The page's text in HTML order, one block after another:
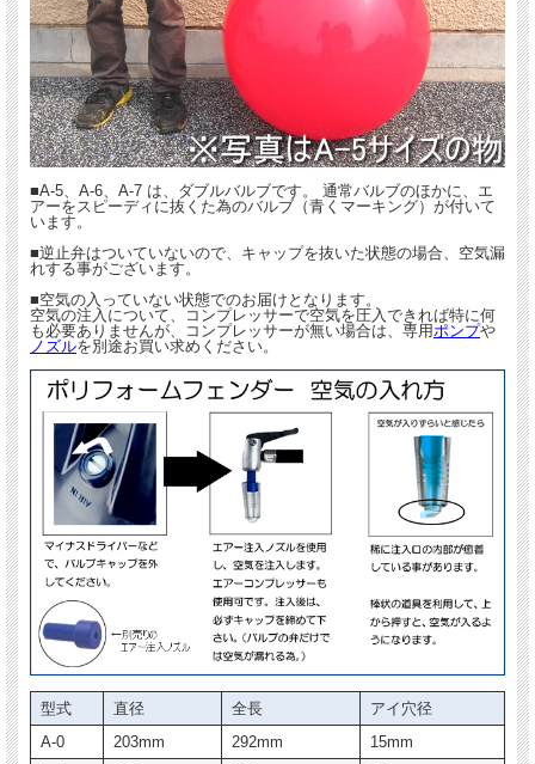
■A-5、A-6、A-7 は、ダブルバルブです。 通常バルブのほかに、エ
アーをスピーディに抜くた為のバルブ（青くマーキング）が付いて
います。
■逆止弁はついていないので、キャップを抜いた状態の場合、空気漏
れする事がございます。
■空気の入っていない状態でのお届けとなります。
空気の注入について、コンプレッサーで空気を圧入できれば特に何
も必要ありませんが、コンプレッサーが無い場合は、専用ポンプや
ノズルを別途お買い求めください。
型式 直径 全長
アイ穴径
A-0
203mm 292mm
15mm